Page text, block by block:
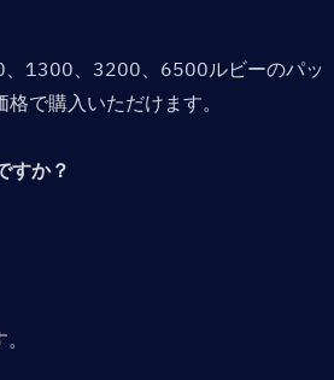
、1300、3200、6500ルビーのパッ
で購入いただけます。
すか？